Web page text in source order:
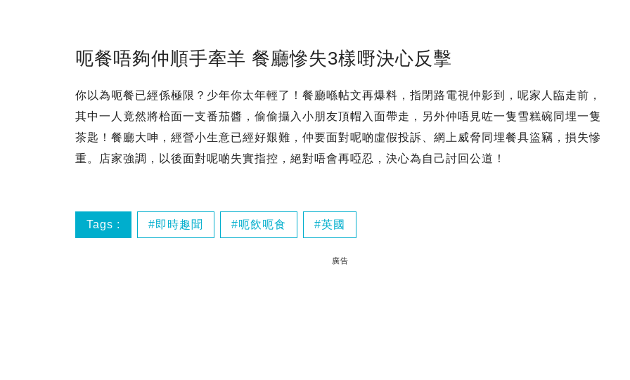
呃餐唔夠仲順手牽羊 餐廳慘失3樣嘢決心反擊
你以為呃餐已經係極限？少年你太年輕了！餐廳喺帖文再爆料，指閉路電視仲影到，呢家人臨走前，
其中一人竟然將枱面一支番茄醬，偷偷攝入小朋友頂帽入面帶走，另外仲唔見咗一隻雪糕碗同埋一隻
茶匙！餐廳大呻，經營小生意已經好艱難，仲要面對呢啲虛假投訴、網上威脅同埋餐具盜竊，損失慘
重。店家強調，以後面對呢啲失實指控，絕對唔會再啞忍，決心為自己討回公道！
Tags : 即時趣聞 呃飲呃食 英國
廣告